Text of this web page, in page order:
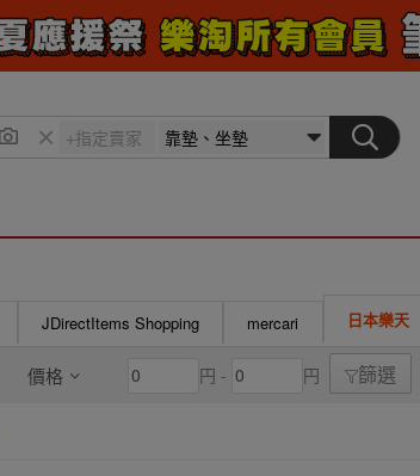
JDirectItems Shopping mercari 日本樂天
價格 円 - 円 篩選